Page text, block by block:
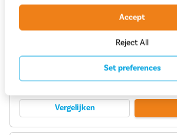
Cortina E-Common Family Integrated
Motor: Bosch Active Plus BES3
Type aandrijving: Ketting
Vergelijken
Reject All
Accept
Set preferences